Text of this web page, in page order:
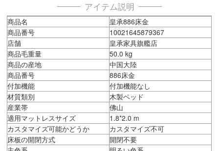
アイテム説明
商品名
皇承886床金
商品番号
10021645879367
店舗
皇承家具旗艦店
商品毛重量
50.0 kg
商品の産地
中国大陸
商品番号
886床金
付加機能
付加機能なし
材質類別
木製ベッド
産業帯
佛山
適用マットレスサイズ
1.8*2.0 m
カスタマイズ可能かどうか
カスタマイズ不可
床板の開閉方式
開閉不要